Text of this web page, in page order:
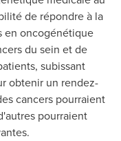
de répondre à la
en oncogénétique
du sein et de
subissant
obtenir un rendez-
cancers pourraient
pourraient